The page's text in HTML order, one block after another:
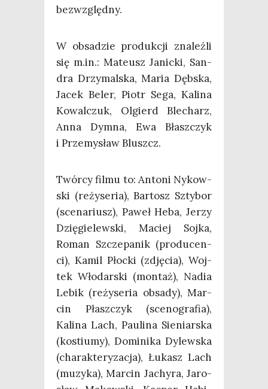
bezwzględny.
W obsa­dzie pro­duk­cji zna­leź­li
się m.in.: Mate­usz Janic­ki, San­
dra Drzy­mal­ska, Maria Dęb­ska,
Jacek Beler, Piotr Sega, Kali­na
Kowal­czuk, Olgierd Ble­charz,
Anna Dym­na, Ewa Błasz­czyk
i Prze­my­sław Bluszcz.
Twór­cy fil­mu to: Anto­ni Nykow­
ski (reży­se­ria), Bar­tosz Szty­bor
(sce­na­riusz), Paweł Heba, Jerzy
Dzię­gie­lew­ski, Maciej Soj­ka,
Roman Szcze­pa­nik (pro­du­cen­
ci), Kamil Płoc­ki (zdję­cia), Woj­
tek Wło­dar­ski (mon­taż), Nad­ia
Lebik (reży­se­ria obsa­dy), Mar­
cin Płasz­czyk (sce­no­gra­fia),
Kali­na Lach, Pau­li­na Sie­niar­ska
(kostiu­my), Domi­ni­ka Dylew­ska
(cha­rak­te­ry­za­cja), Łukasz Lach
(muzy­ka), Mar­cin Jachy­ra, Jaro­